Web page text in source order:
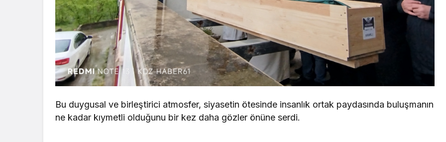
Bu duygusal ve birleştirici atmosfer, siyasetin ötesinde insanlık ortak paydasında buluşmanın
ne kadar kıymetli olduğunu bir kez daha gözler önüne serdi.